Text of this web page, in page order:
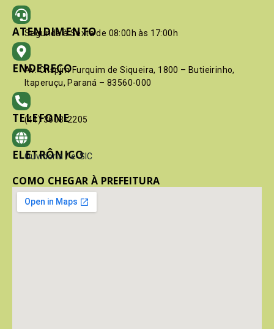
ATENDIMENTO
Segunda à Sexta de 08:00h às 17:00h
ENDEREÇO
Av. Crispim Furquim de Siqueira, 1800 – Butieirinho,
Itaperuçu, Paraná – 83560-000
TELEFONE
(41) 3603-2205
ELETRÔNICO
Ouvidoria / e-SIC
COMO CHEGAR À PREFEITURA